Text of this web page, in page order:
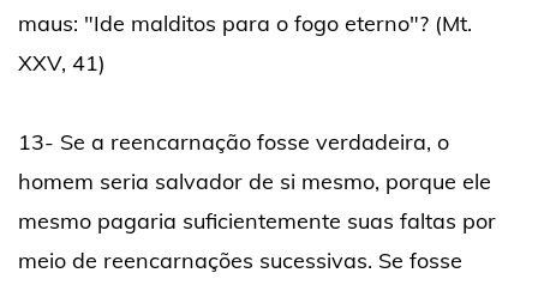
maus: "Ide malditos para o fogo eterno"? (Mt.
XXV, 41)
13- Se a reencarnação fosse verdadeira, o
homem seria salvador de si mesmo, porque ele
mesmo pagaria suficientemente suas faltas por
meio de reencarnações sucessivas. Se fosse